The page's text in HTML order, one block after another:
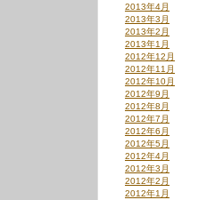
2013年4月
2013年3月
2013年2月
2013年1月
2012年12月
2012年11月
2012年10月
2012年9月
2012年8月
2012年7月
2012年6月
2012年5月
2012年4月
2012年3月
2012年2月
2012年1月